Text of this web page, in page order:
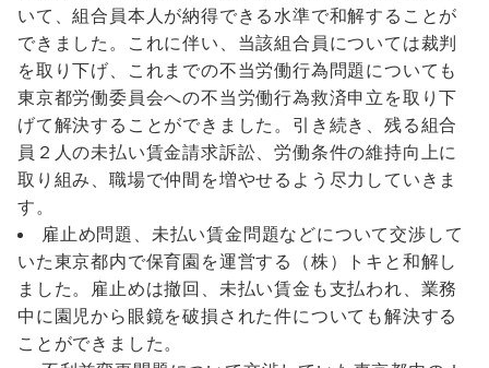
いて、組合員本人が納得できる水準で和解することが
できました。これに伴い、当該組合員については裁判
を取り下げ、これまでの不当労働行為問題についても
東京都労働委員会への不当労働行為救済申立を取り下
げて解決することができました。引き続き、残る組合
員２人の未払い賃金請求訴訟、労働条件の維持向上に
取り組み、職場で仲間を増やせるよう尽力していきま
す。
雇止め問題、未払い賃金問題などについて交渉して
いた東京都内で保育園を運営する（株）トキと和解し
ました。雇止めは撤回、未払い賃金も支払われ、業務
中に園児から眼鏡を破損された件についても解決する
ことができました。